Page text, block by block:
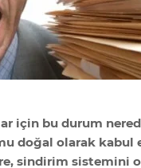
için bu durum
doğal olarak kabul
sindirim sistemini